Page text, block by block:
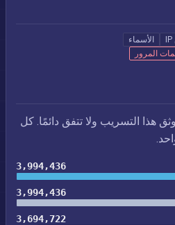
الأسماء
المرور
هذا التسريب ولا تتفق دائمًا. كل
3,994,436
3,994,436
3,694,722